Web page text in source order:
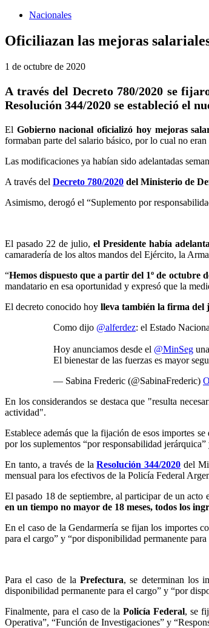
Nacionales
Oficiliazan las mejoras
1 de octubre de 2020
A través del Decreto 780/2020 se
Resolución 344/2020 se estableció el
El Gobierno nacional oficializó hoy mejoras
formaban parte del salario básico, por lo cual no
Las modificaciones ya habían sido adelantadas
A través del Decreto 780/2020 del Ministerio de
Asimismo, derogó el “Suplemento por
El pasado 22 de julio,el Presidente había
camaradería de los altos mandos del Ejército, la
“Hemos dispuesto que a partir del 1º de octubre
mandatario en esa oportunidad y expresó que la
El decreto conocido hoy lleva también la firma del
Como dijo @alferdez: el Estado
Hoy anunciamos desde el @MinSeg
El bienestar de las fuerzas es mayor
— Sabina Frederic (@SabinaFrederic)
En los considerandos se destaca que "resulta
actividad".
Establece además que la fijación de esos importes
por los suplementos “por responsabilidad
En tanto, a través de laResolución 344/2020 del
mensual para los efectivos de la Policía Federal
El pasado 18 de septiembre, al participar de un
en un tiempo no mayor de 18 meses, todos los
En el caso de la Gendarmería se fijan los importes
para el cargo” y “por disponibilidad permanente
Para el caso de laPrefectura, se determinan los
disponibilidad permanente para el cargo” y “por
Finalmente, para el caso de laPolicía Federal, se
Operativa”, “Función de Investigaciones” y